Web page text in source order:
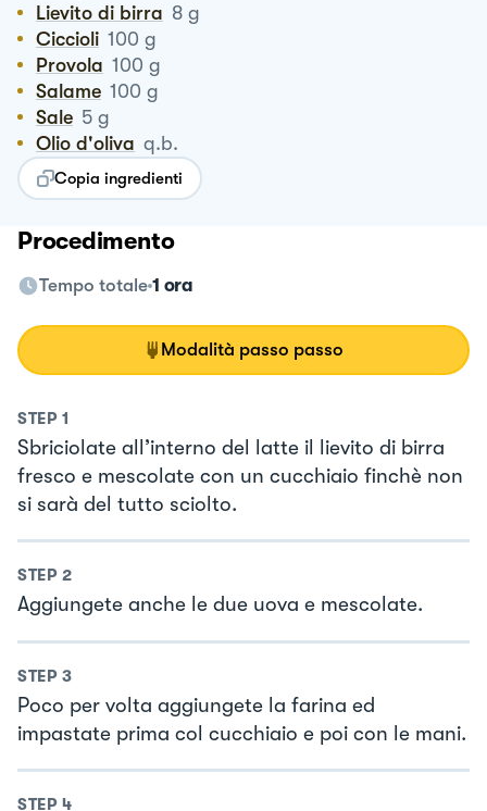
Lievito di birra 8 g
Ciccioli 100 g
Provola 100 g
Salame 100 g
Sale 5 g
Olio d'oliva q.b.
Copia ingredienti
Procedimento
Tempo totale 1 ora
Modalità passo passo
STEP 1
Sbriciolate all’interno del latte il lievito di birra
fresco e mescolate con un cucchiaio finchè non
si sarà del tutto sciolto.
STEP 2
Aggiungete anche le due uova e mescolate.
STEP 3
Poco per volta aggiungete la farina ed
impastate prima col cucchiaio e poi con le mani.
STEP 4